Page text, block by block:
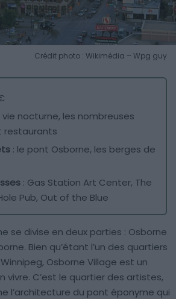
Crédit photo : Wikimédia – Wpg guy
vie nocturne, les nombreuses
restaurants
: le pont Osborne, les berges de
: Gas Station Art Center, The
Pub, Out of the Blue
se divise en deux parties : Osborne
Bien qu’étant l’un des quartiers
Osborne Village est un
vivre. C’est le quartier des artistes,
l’architecture du pont éponyme qui